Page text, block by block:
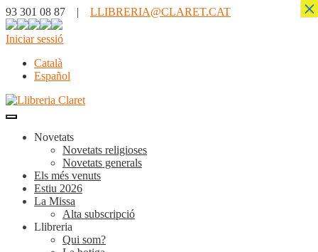
93 301 08 87 | LLIBRERIA@CLARET.CAT
Iniciar sessió
Català
Español
Novetats
Novetats religioses
Novetats generals
Els més venuts
Estiu 2026
La Missa
Alta subscripció
Llibreria
Qui som?
×